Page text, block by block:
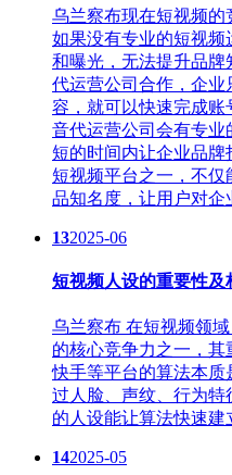
乌兰察布现在短视频的
如果没有专业的短视
和曝光，无法提升品牌
代运营公司合作，企业
容，就可以快速完成
音代运营公司会有专业
短的时间内让企业品牌
短视频平台之一，不
品知名度，让用户对企
132025-06
短视频人设的重要性及
乌兰察布 在短视频领
的核心竞争力之一，
快手等平台的算法本
过人脸、声纹、行为特
的人设能让算法快速建
142025-05